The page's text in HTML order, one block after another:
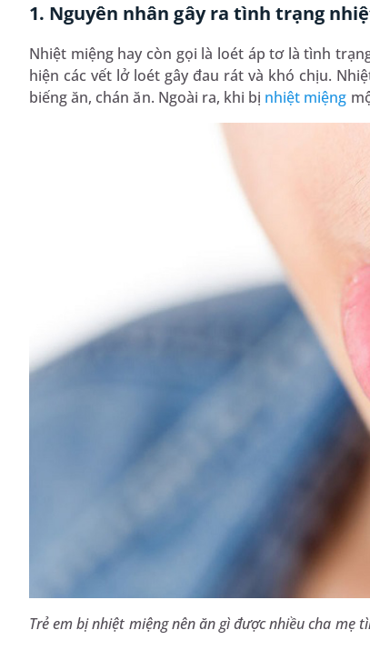
1. Nguyên nhân gây ra tình trạng
Nhiệt miệng hay còn gọi là loét áp tơ là tình
hiện các vết lở loét gây đau rát và khó chịu.
biếng ăn, chán ăn. Ngoài ra, khi bị nhiệt miệng
Trẻ em bị nhiệt miệng nên ăn gì được nhiều cha